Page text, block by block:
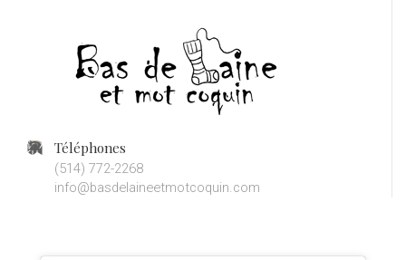
Téléphones
(514) 772-2268
info@basdelaineetmotcoquin.com